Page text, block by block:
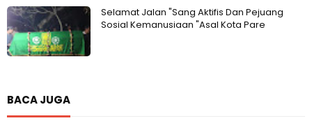
Selamat Jalan "Sang Aktifis Dan Pejuang
Sosial Kemanusiaan "Asal Kota Pare
BACA JUGA